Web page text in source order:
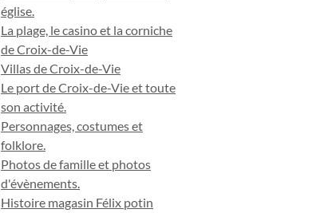
église.
La plage, le casino et la corniche
de Croix-de-Vie
Villas de Croix-de-Vie
Le port de Croix-de-Vie et toute
son activité.
Personnages, costumes et
folklore.
Photos de famille et photos
d'évènements.
Histoire magasin Félix potin